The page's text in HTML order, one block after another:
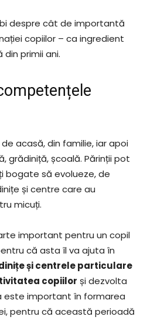
despre cât de importantă
copiilor – ca ingredient
primii ani.
acasă, din familie, iar apoi
grădiniță, școală. Părinții pot
bogate să evolueze, de
și centre care au
micuți.
important pentru un copil
că asta îl va ajuta în
și centrele particulare
copiilor și dezvolta
este important în formarea
pentru că această perioadă